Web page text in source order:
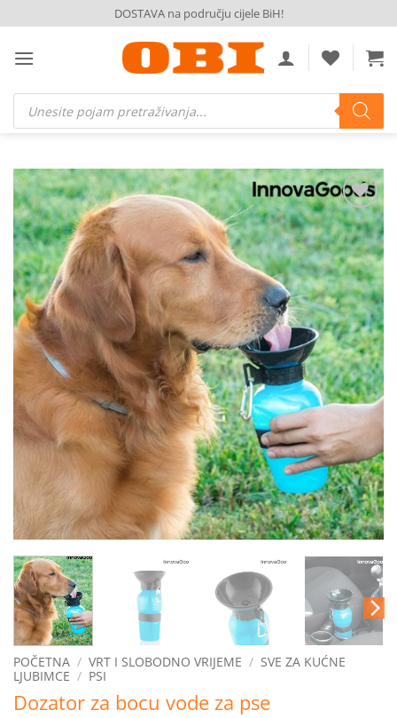
to
content
DOSTAVA na području cijele BiH!
Products
search
Dodaj
na
listu
želja
POČETNA / VRT I SLOBODNO VRIJEME / SVE ZA KUĆNE
LJUBIMCE / PSI
Dozator za bocu vode za pse